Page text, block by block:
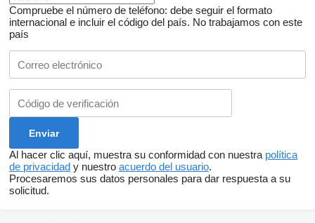
Compruebe el número de teléfono: debe seguir el formato
internacional e incluir el código del país. No trabajamos con este
país
Al hacer clic aquí, muestra su conformidad con nuestra política
de privacidad y nuestro acuerdo del usuario.
Procesaremos sus datos personales para dar respuesta a su
solicitud.